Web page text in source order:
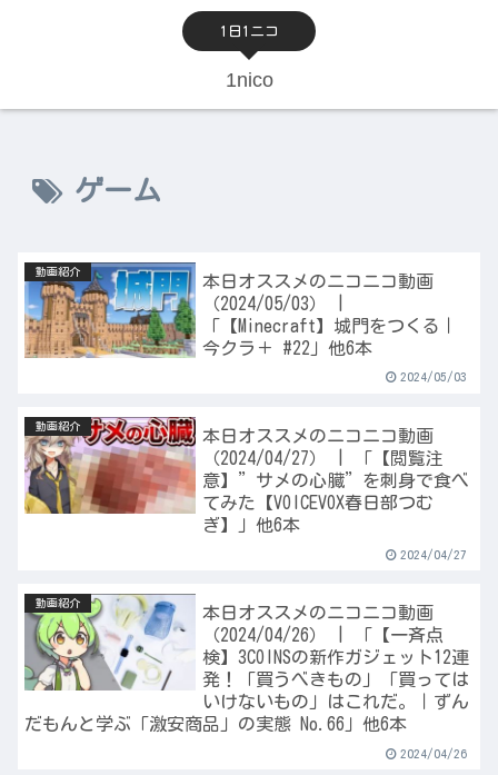
1日1ニコ
1nico
ゲーム
動画紹介
本日オススメのニコニコ動画
（2024/05/03） |
「【Minecraft】城門をつくる｜
今クラ＋ #22」他6本
2024/05/03
動画紹介
本日オススメのニコニコ動画
（2024/04/27） | 「【閲覧注
意】”サメの心臓”を刺身で食べ
てみた【VOICEVOX春日部つむ
ぎ】」他6本
2024/04/27
動画紹介
本日オススメのニコニコ動画
（2024/04/26） | 「【一斉点
検】3COINSの新作ガジェット12連
発！「買うべきもの」「買っては
いけないもの」はこれだ。｜ずん
だもんと学ぶ「激安商品」の実態 No.66」他6本
2024/04/26